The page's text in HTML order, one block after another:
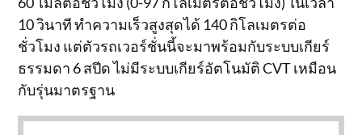
10 วินาที ทำความเร็วสูงสุดได้ 140 กิโลเมตรต่อ
ชั่วโมง แต่ตัวรถเวอร์ชั่นนี้จะมาพร้อมกับระบบเกียร์
ธรรมดา 6 สปีด ไม่มีระบบเกียร์อัตโนมัติ CVT เหมือน
กับรุ่นมาตรฐาน